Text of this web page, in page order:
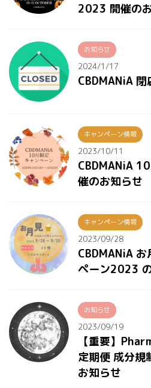
2023 開催の
お知らせ
2024/1/17
CBDMANiA
キャンペーン情報
2023/10/11
CBDMANiA
催のお知らせ
キャンペーン情報
2023/09/28
CBDMANiA
ペーン2023
お知らせ
2023/09/19
【重要】
定期便 成分規
お知らせ